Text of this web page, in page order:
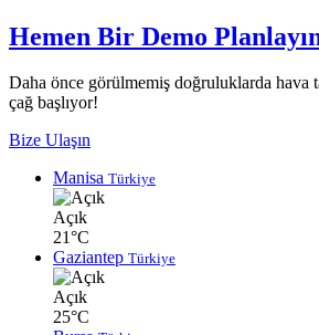
Hemen Bir Demo
Daha önce görülmemiş doğruluklarda hava
çağ başlıyor!
Bize Ulaşın
Manisa Türkiye
Açık
21°C
Gaziantep Türkiye
Açık
25°C